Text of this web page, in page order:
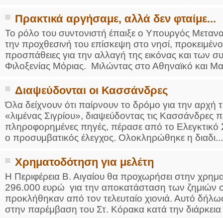
Πρακτικά αργήσαμε, αλλά δεν φταίμε...
Το ρόλο του συντονιστή έπαιξε ο Υπουργός
την προχθεσινή του επίσκεψη στο νησί,
προσπάθειες για την αλλαγή της εικόνας και των
Φιλοξενίας Μόριας. Μιλώντας στο Αθηναϊκό και
Διαψεύδονται οι Κασσάνδρες
Όλα δείχνουν ότι παίρνουν το δρόμο για την αρχή
«λιμένας Σιγρίου», διαψεύδοντας τις Κασσάνδρες
πληροφορημένες πηγές, πέρασε από το
ο προσυμβατικός έλεγχος. Ολοκληρώθηκε η διαδι...
Χρηματοδότηση για μελέτη
Η Περιφέρεια Β. Αιγαίου θα προχωρήσει στην
296.000 ευρώ για την αποκατάσταση των ζημιών
προκλήθηκαν από τον τελευταίο χιονιά. Αυτό
στην παρέμβαση του Στ. Κόρακα κατά την διάρκεια